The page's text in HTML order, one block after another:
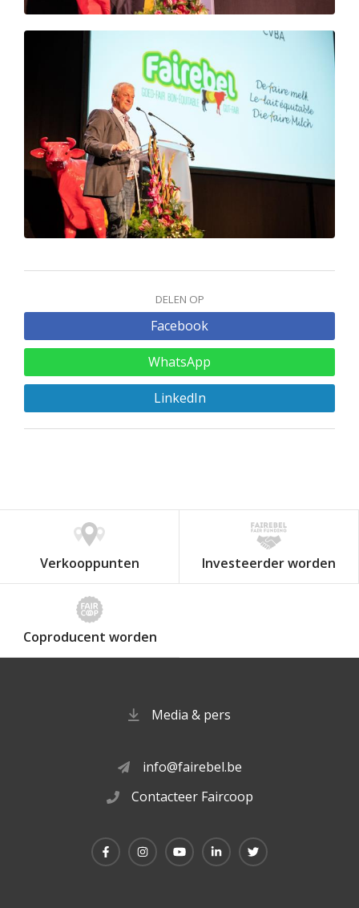
DELEN OP
Facebook
WhatsApp
LinkedIn
Verkooppunten Investeerder worden
Coproducent worden
Media & pers
info@fairebel.be
Contacteer Faircoop